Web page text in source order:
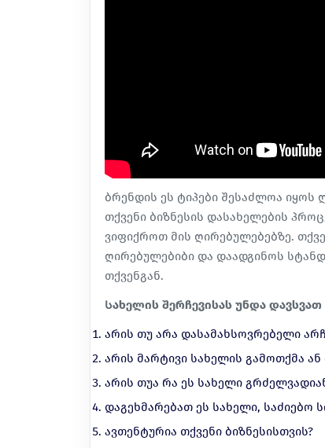
ბრენდის ეს ტიპები შესაძლოა
თქვენი ბიზნესის დასახელების
ვიფიქროთ მის ღირებულებებზე.
ღირებულებიბი და დაადგინოს
თქვენგან.
Სახელის შერჩევისას უნდა დავსვათ
არის თუ არა დასამახსოვრებელი
არის მარტივი სახელის გამოთქმა ან
არის თუა რა ეს სახელი
დაგეხმარებათ ეს სახელი, საძიებო
ავთენტურია თქვენი ბიზნესისთვის?